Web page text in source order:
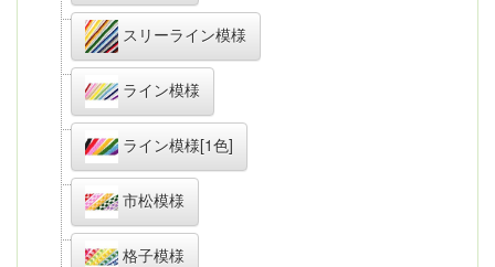
スリーライン模様
ライン模様
ライン模様[1色]
市松模様
格子模様